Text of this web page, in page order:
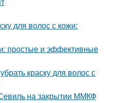
для волос с кожи:
простые и эффективные
краску для волос с
на закрытии ММКФ